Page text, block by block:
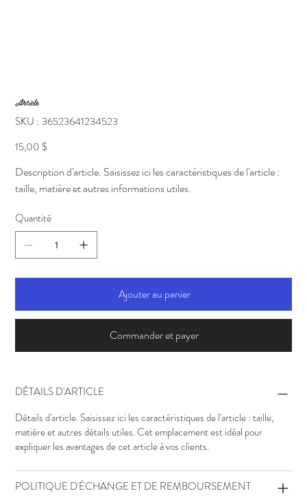
Article
SKU : SKU
36523641234523
36523641234523
Prix
15,00 $
Description d'article. Saisissez ici les caractéristiques de l'article :
taille, matière et autres informations utiles.
Quantité
Ajouter au panier
Commander et payer
DÉTAILS D'ARTICLE
Détails d'article. Saisissez ici les caractéristiques de l'article : taille,
matière et autres détails utiles. Cet emplacement est idéal pour
expliquer les avantages de cet article à vos clients.
POLITIQUE D'ÉCHANGE ET DE REMBOURSEMENT